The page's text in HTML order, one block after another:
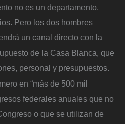
no es un departamento,
Pero los dos hombres
un canal directo con la
de la Casa Blanca, que
personal y presupuestos.
en “más de 500 mil
federales anuales que no
o que se utilizan de